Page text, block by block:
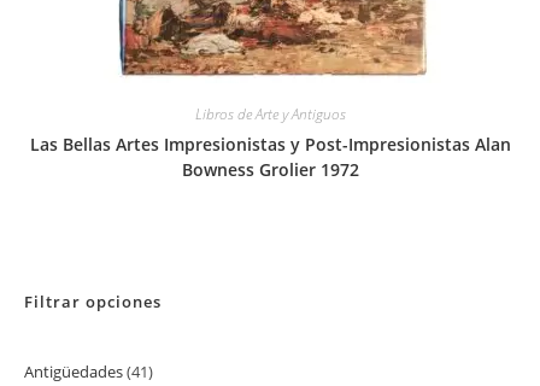
Libros de Arte y Antiguos
Las Bellas Artes Impresionistas y Post-Impresionistas Alan
Bowness Grolier 1972
Filtrar opciones
Antigüedades 4141